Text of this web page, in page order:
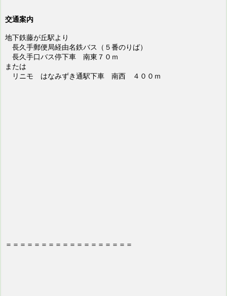
交通案内
地下鉄藤が丘駅より
長久手郵便局経由名鉄バス（５番のりば）
長久手口バス停下車 南東７０ｍ
または
リニモ はなみずき通駅下車 南西 ４００ｍ
＝＝＝＝＝＝＝＝＝＝＝＝＝＝＝＝＝＝